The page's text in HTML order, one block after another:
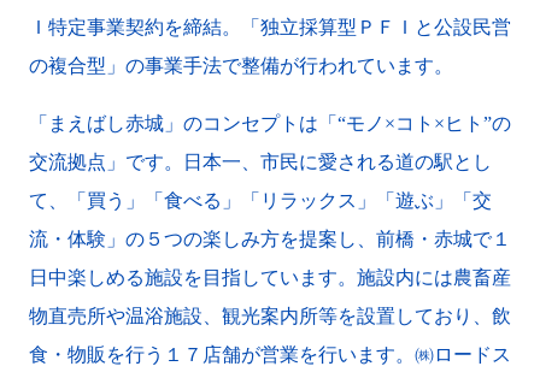
Ｉ特定事業契約を締結。「独立採算型ＰＦＩと公設民営
の複合型」の事業手法で整備が行われています。
「まえばし赤城」のコンセプトは「“モノ×コト×ヒト”の
交流拠点」です。日本一、市民に愛される道の駅とし
て、「買う」「食べる」「リラックス」「遊ぶ」「交
流・体験」の５つの楽しみ方を提案し、前橋・赤城で１
日中楽しめる施設を目指しています。施設内には農畜産
物直売所や温浴施設、観光案内所等を設置しており、飲
食・物販を行う１７店舗が営業を行います。㈱ロードス